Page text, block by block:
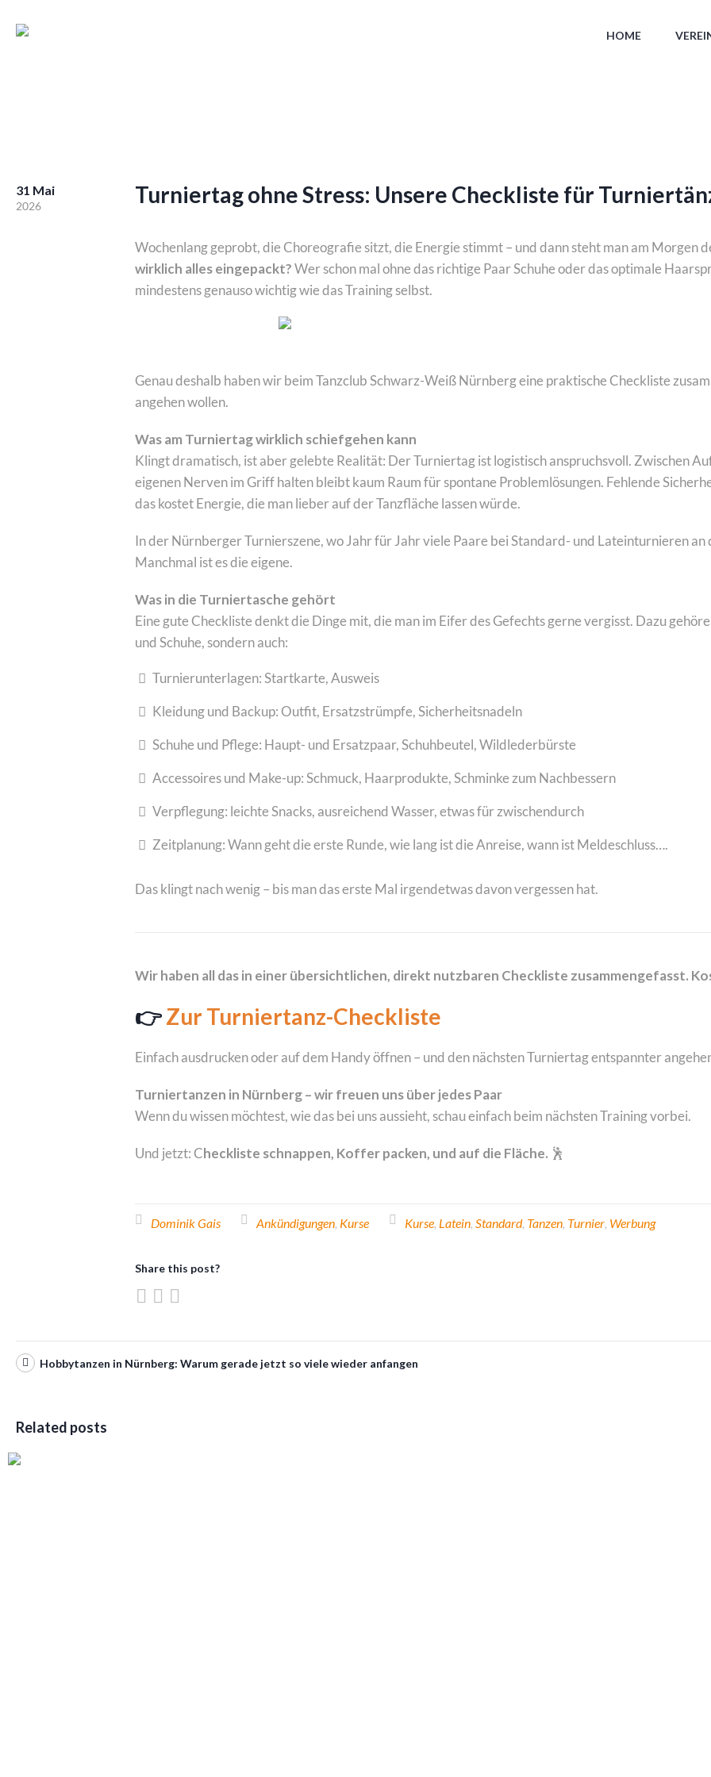
HOME
31 Mai
2026 Turniertag ohne Stress: Unsere Checkliste für
Wochenlang geprobt, die Choreografie sitzt, die Energie stimmt – und dann steht man am Morgen
wirklich alles eingepackt?Wer schon mal ohne das richtige Paar Schuhe oder das optimale
mindestens genauso wichtig wie das Training selbst.
Genau deshalb haben wir beim Tanzclub Schwarz-Weiß Nürnberg eine praktische Checkliste
angehen wollen.
Was am Turniertag wirklich schiefgehen kann
Klingt dramatisch, ist aber gelebte Realität: Der Turniertag ist logistisch anspruchsvoll. Zwischen
eigenen Nerven im Griff halten bleibt kaum Raum für spontane Problemlösungen. Fehlende
das kostet Energie, die man lieber auf der Tanzfläche lassen würde.
In der Nürnberger Turnierszene, wo Jahr für Jahr viele Paare bei Standard- und Lateinturnieren an
Manchmal ist es die eigene.
Was in die Turniertasche gehört
Eine gute Checkliste denkt die Dinge mit, die man im Eifer des Gefechts gerne vergisst. Dazu
und Schuhe, sondern auch:
Turnierunterlagen: Startkarte, Ausweis
Kleidung und Backup: Outfit, Ersatzstrümpfe, Sicherheitsnadeln
Schuhe und Pflege: Haupt- und Ersatzpaar, Schuhbeutel, Wildlederbürste
Accessoires und Make-up: Schmuck, Haarprodukte, Schminke zum Nachbessern
Verpflegung: leichte Snacks, ausreichend Wasser, etwas für zwischendurch
Zeitplanung: Wann geht die erste Runde, wie lang ist die Anreise, wann ist Meldeschluss….
Das klingt nach wenig – bis man das erste Mal irgendetwas davon vergessen hat.
Wir haben all das in einer übersichtlichen, direkt nutzbaren Checkliste zusammengefasst.
👉Zur Turniertanz-Checkliste
Einfach ausdrucken oder auf dem Handy öffnen – und den nächsten Turniertag entspannter
Turniertanzen in Nürnberg – wir freuen uns über jedes Paar
Wenn du wissen möchtest, wie das bei uns aussieht, schau einfach beim nächsten Training vorbei.
Und jetzt: Checkliste schnappen, Koffer packen, und auf die Fläche. 🕺
Dominik Gais Ankündigungen, Kurse Kurse, Latein, Standard, Tanzen, Turnier, Werbung
Share this post?
Hobbytanzen in Nürnberg: Warum gerade jetzt so viele wieder anfangen
Related posts